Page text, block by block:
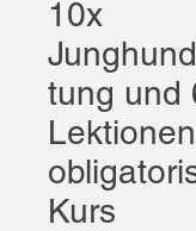
10x
tung und
Lektionen
Kurs